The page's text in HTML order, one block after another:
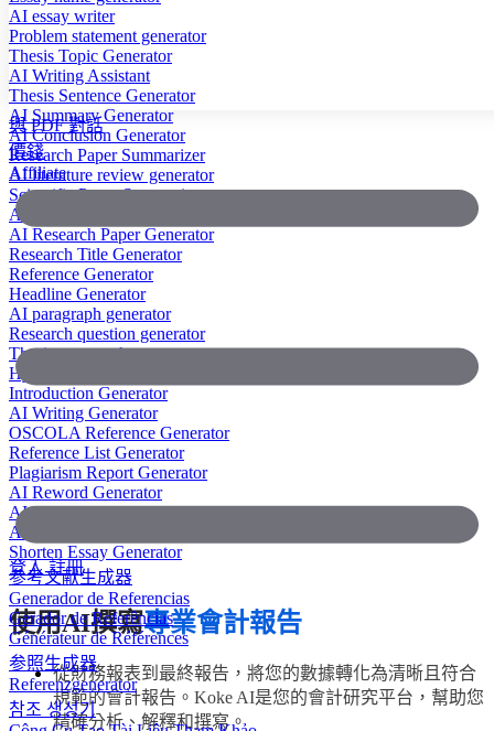
AI essay writer
Problem statement generator
Thesis Topic Generator
AI Writing Assistant
Thesis Sentence Generator
AI Summary Generator
AI Conclusion Generator
Research Paper Summarizer
AI literature review generator
Scientific Paper Summarizer
AI case study generator
AI Research Paper Generator
Research Title Generator
Reference Generator
Headline Generator
AI paragraph generator
Research question generator
Thesis paragraph generator
Hypothesis generator
Introduction Generator
AI Writing Generator
OSCOLA Reference Generator
Reference List Generator
Plagiarism Report Generator
AI Reword Generator
AI Bullet Point Generator
AI Legal Writing Generator
Shorten Essay Generator
参考文献生成器
Generador de Referencias
Gerador de Referências
Générateur de Références
参照生成器
Referenzgenerator
참조 생성기
與 PDF 對話
價錢
Affiliate
登入註冊
使用AI撰寫專業會計報告
從財務報表到最終報告，將您的數據轉化為清晰且符合
規範的會計報告。Koke AI是您的會計研究平台，幫助您
精確分析、解釋和撰寫。